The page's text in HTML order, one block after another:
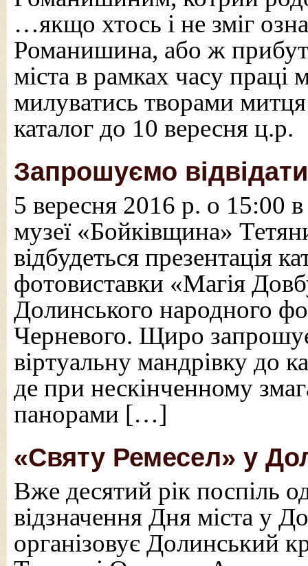
…якщо хтось і не зміг
Романишина, або ж
міста в рамках часу
милуватись творами
каталог до 10 вересня ц.р.
Запрошуємо
5 вересня 2016 р. о 15:00
музеї «Бойківщина»
відбудеться презентація
фотовиставки «Магія
Долинського народного
Черневого. Щиро
віртуальну мандрівку до
де при нескінченному
панорами […]
«Святу Ремесел» у
Вже десятий рік поспіль
відзначення Дня міста у
організовує Долинський